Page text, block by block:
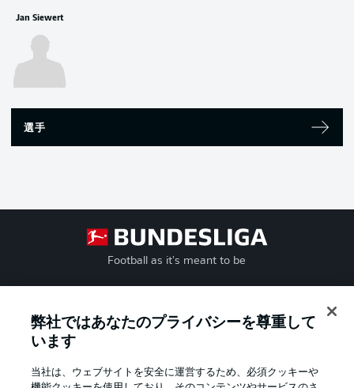
Jan Siewert
選手
Football as it's meant to be
弊社ではあなたのプライバシーを尊重して
います
当社は、ウェブサイトを安全に運営するため、必須クッキーや